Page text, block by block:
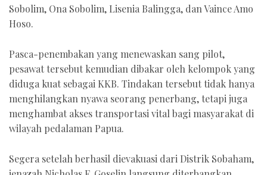
Sobolim, Ona Sobolim, Lisenia Balingga, dan Vaince Amo
Hoso.
Pasca-penembakan yang menewaskan sang pilot,
pesawat tersebut kemudian dibakar oleh kelompok yang
diduga kuat sebagai KKB. Tindakan tersebut tidak hanya
menghilangkan nyawa seorang penerbang, tetapi juga
menghambat akses transportasi vital bagi masyarakat di
wilayah pedalaman Papua.
Segera setelah berhasil dievakuasi dari Distrik Sobaham,